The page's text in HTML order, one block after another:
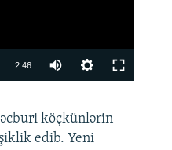
2:46
360p
480p
köçkünlərin
edib. Yeni